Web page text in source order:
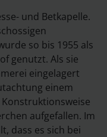
und Betkapelle.
so bis 1955 als
genutzt. Als sie
eingelagert
einem
aufgefallen. Im
dass es sich bei